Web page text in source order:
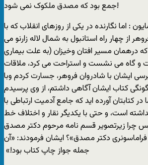
جمع بود که مصدق ملکوک نمی شود!
: اما نگارنده در یکی از روزهای انقلاب که با
از چهار راه استانبول به شمال لاله زارنو ‏می
که درهمان مسیر افتان وخیزان (به ‏علت بیماری
و گاه می نشست و ‏استراحت می کرد، ملاقات
ایشان با ‏شادروان فروهر، جسارت کردم وبا
‏کتاب ایشان آگاهی داشتم، از وی پرسیدم
در ‏کتابتان آورده اید که جامع آدمیت ارتباطی با
است، و حتی با یکدیگر نقار و اختلاف خط
چرا زیرتصویر قسم نامه مرحوم دکتر مصدق
دکتر مصدق»؟ ایشان فرمودند: «آن
جمله جواز ‏چاپ کتاب بود!» ‏